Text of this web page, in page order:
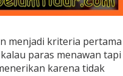
menjadi kriteria pertama
paras menawan tapi
karena tidak